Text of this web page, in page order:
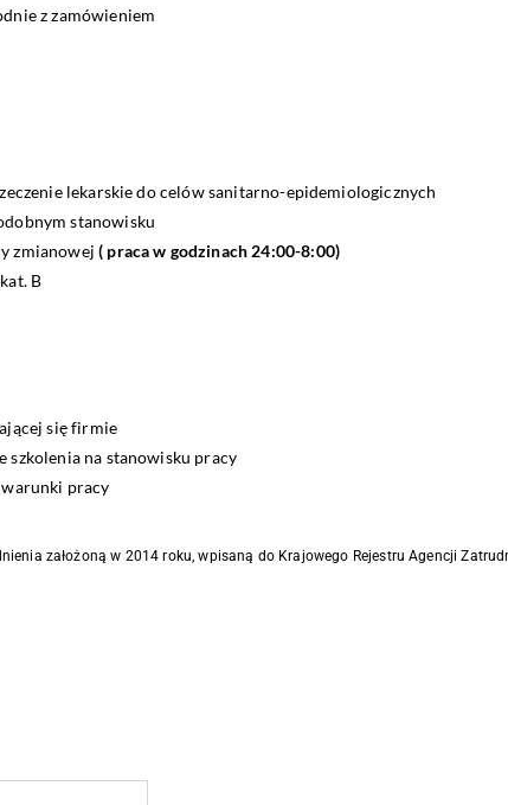
z zamówieniem
lekarskie do celów sanitarno-epidemiologicznych
stanowisku
zmianowej( praca w godzinach 24:00-8:00)
B
się firmie
szkolenia na stanowisku pracy
pracy
założoną w 2014 roku, wpisaną do Krajowego Rejestru Agencji